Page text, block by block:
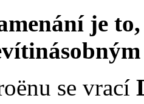
je
se vrací